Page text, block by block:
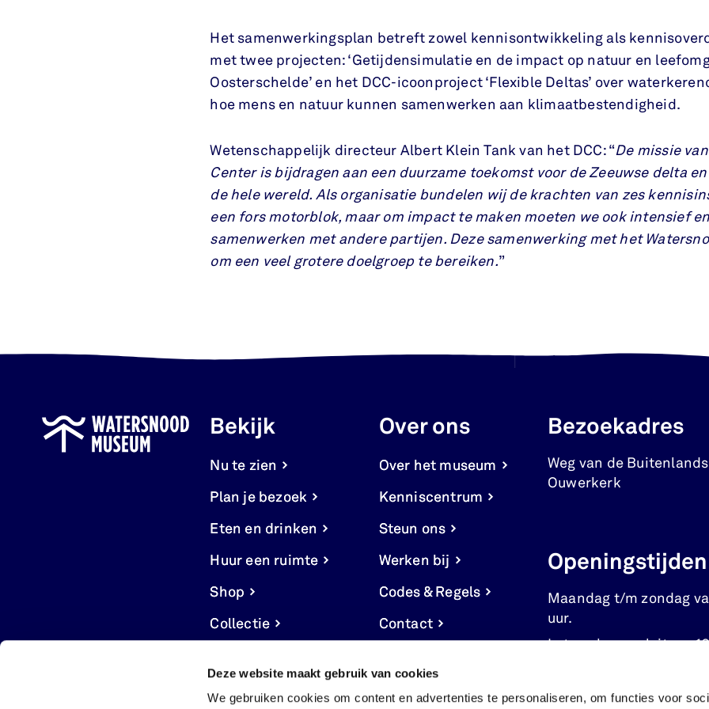
Deze website maakt gebruik van cookies
We gebruiken cookies om content en advertenties te personaliseren, om functies voor
Het samenwerkingsplan betreft zowel kennisontwikkeling als
met twee projecten: ‘Getijdensimulatie en de impact op natuur en
Oosterschelde’ en het DCC-icoonproject ‘Flexible Deltas’ over
hoe mens en natuur kunnen samenwerken aan klimaatbestendigheid.
Wetenschappelijk directeur Albert Klein Tank van het DCC: “De missie
Center is bijdragen aan een duurzame toekomst voor de Zeeuwse delta
de hele wereld. Als organisatie bundelen wij de krachten van zes
een fors motorblok, maar om impact te maken moeten we ook intensief
samenwerken met andere partijen. Deze samenwerking met het
om een veel grotere doelgroep te bereiken.”
Bekijk
Nu te zien
Plan je bezoek
Eten en drinken
Huur een ruimte
Shop
Collectie
Over ons
Over het museum
Kenniscentrum
Steun ons
Werken bij
Codes & Regels
Contact
instellingen
Bezoekadres
Weg van de
Ouwerkerk
Openingstijden
Maandag t/m zondag
uur.
Let op: kassa sluit om